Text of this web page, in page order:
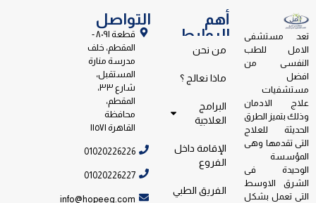
تعد مستشفى
الامل للطب
النفسى من
افضل
مستشفيات
علاج الادمان
وذلك بتميز الطرق
الحديثة للعلاج
التى تقدمها وهى
المؤسسة
الوحيدة فى
الشرق الاوسط
التى تعمل بشكل
أهم
الروابط
من نحن
ماذا نعالج ؟
البرامج
العلاجية
الإقامة داخل
الفروع
الفريق الطبي
التواصل
قطعة ٨٠٩١ -
المقطم، خلف
مدرسة منارة
المستقبل،
شارع ٣٣،
المقطم،
محافظة
القاهرة ١١٥٧١
01020226226
01020226227
info@hopeeg.com